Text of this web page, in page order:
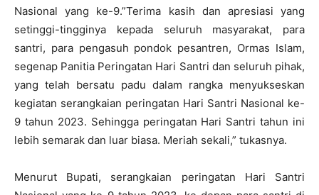
Nasional yang ke-9.”Terima kasih dan apresiasi yang
setinggi-tingginya kepada seluruh masyarakat, para
santri, para pengasuh pondok pesantren, Ormas Islam,
segenap Panitia Peringatan Hari Santri dan seluruh pihak,
yang telah bersatu padu dalam rangka menyukseskan
kegiatan serangkaian peringatan Hari Santri Nasional ke-
9 tahun 2023. Sehingga peringatan Hari Santri tahun ini
lebih semarak dan luar biasa. Meriah sekali,” tukasnya.
Menurut Bupati, serangkaian peringatan Hari Santri